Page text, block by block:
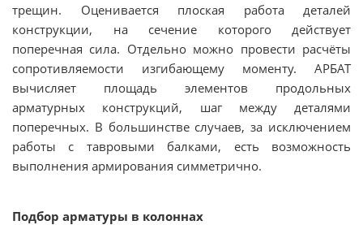
трещин. Оценивается плоская работа деталей
конструкции, на сечение которого действует
поперечная сила. Отдельно можно провести расчёты
сопротивляемости изгибающему моменту. АРБАТ
вычисляет площадь элементов продольных
арматурных конструкций, шаг между деталями
поперечных. В большинстве случаев, за исключением
работы с тавровыми балками, есть возможность
выполнения армирования симметрично.
Подбор арматуры в колоннах